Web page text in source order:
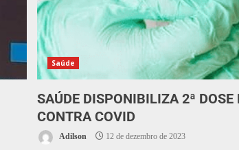
Saúde
SAÚDE DISPONIBILIZA 2ª
CONTRA COVID
Adilson 12 de dezembro de 2023